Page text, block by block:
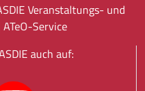
Veranstaltungs- und
ATeO-Service
auch auf: